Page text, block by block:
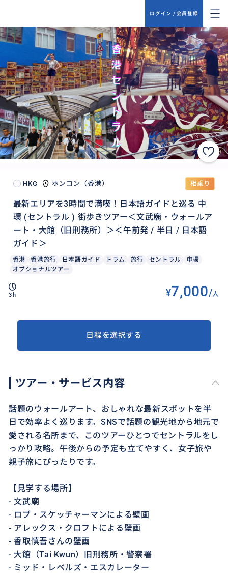
ログイン / 会員登録
HKG ホンコン（香港） 相乗り
最新エリアを3時間で満喫！日本語ガイドと巡る 中
環 (セントラル ) 街歩きツアー＜文武廟・ウォールア
ート・大館（旧刑務所）＞＜午前発 / 半日 / 日本語
ガイド＞
香港 香港旅行 日本語ガイド トラム 旅行 セントラル
中環
オプショナルツアー
3h ¥7,000/人
日程を選択する
ツアー・サービス内容
話題のウォールアート、おしゃれな最新スポットを半
日で効率よく巡ります。SNSで話題の観光地から地元で
愛される名所まで、このツアーひとつでセントラルをし
っかり攻略。午後からの予定も立てやすく、女子旅や
親子旅にぴったりです。
【見学する場所】
- 文武廟
- ロブ・スケッチャーマンによる壁画
- アレックス・クロフトによる壁画
- 香取慎吾さんの壁画
- 大館（Tai Kwun）旧刑務所・警察署
- ミッド・レベルズ・エスカレーター